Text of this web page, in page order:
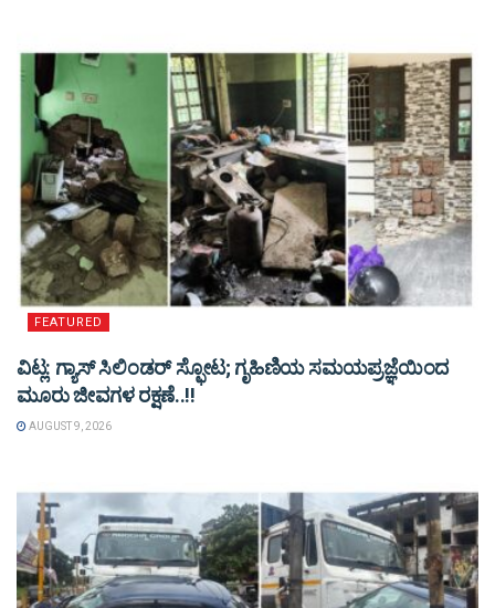
FEATURED
ವಿಟ್ಲ: ಗ್ಯಾಸ್ ಸಿಲಿಂಡರ್ ಸ್ಫೋಟ; ಗೃಹಿಣಿಯ ಸಮಯಪ್ರಜ್ಞೆಯಿಂದ
ಮೂರು ಜೀವಗಳ ರಕ್ಷಣೆ..!!
AUGUST 9, 2026